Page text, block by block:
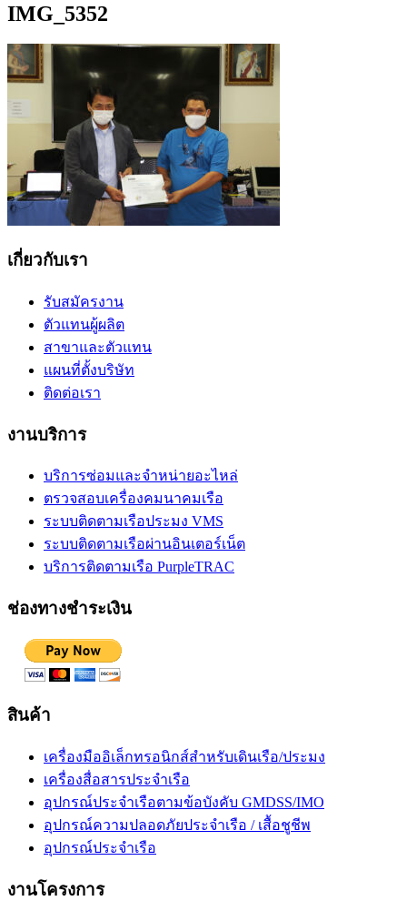
IMG_5352
เกี่ยวกับเรา
รับสมัครงาน
ตัวแทนผู้ผลิต
สาขาและตัวแทน
แผนที่ตั้งบริษัท
ติดต่อเรา
งานบริการ
บริการซ่อมและจำหน่ายอะไหล่
ตรวจสอบเครื่องคมนาคมเรือ
ระบบติดตามเรือประมง VMS
ระบบติดตามเรือผ่านอินเตอร์เน็ต
บริการติดตามเรือ PurpleTRAC
ช่องทางชำระเงิน
สินค้า
เครื่องมืออิเล็กทรอนิกส์สำหรับเดินเรือ/ประมง
เครื่องสื่อสารประจำเรือ
อุปกรณ์ประจำเรือตามข้อบังคับ GMDSS/IMO
อุปกรณ์ความปลอดภัยประจำเรือ / เสื้อชูชีพ
อุปกรณ์ประจำเรือ
งานโครงการ